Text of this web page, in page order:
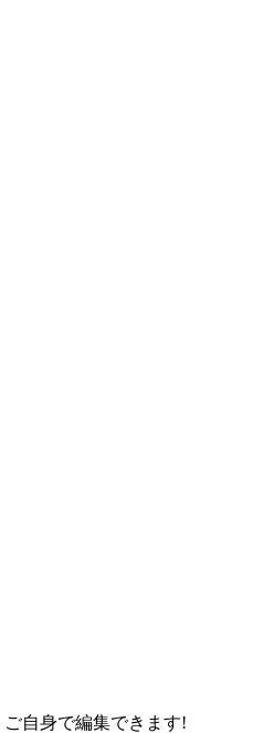
ご自身で編集できます!